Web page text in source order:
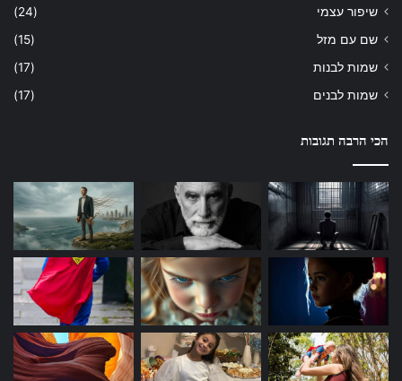
שיפור עצמי
(24)
שם עם מזל
(15)
שמות לבנות
(17)
שמות לבנים
(17)
הכי הרבה תגובות